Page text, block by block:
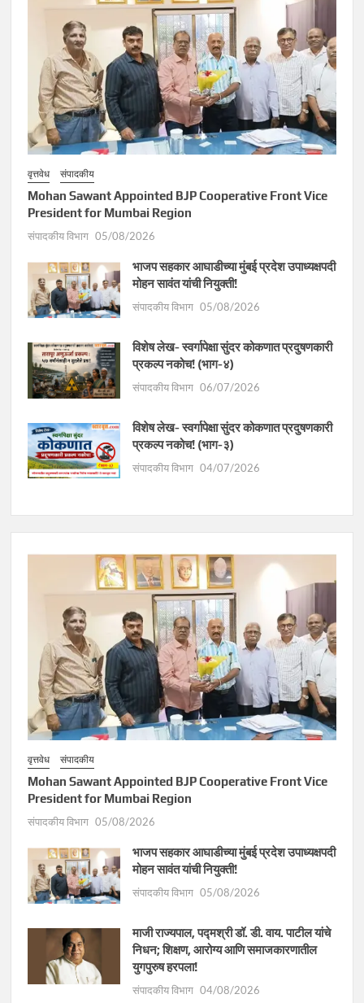
वृत्तवेध संपादकीय
Mohan Sawant Appointed BJP Cooperative Front Vice
President for Mumbai Region
संपादकीय विभाग 05/08/2026
भाजप सहकार आघाडीच्या मुंबई प्रदेश उपाध्यक्षपदी
मोहन सावंत यांची नियुक्ती!
संपादकीय विभाग 05/08/2026
विशेष लेख- स्वर्गापेक्षा सुंदर कोकणात प्रदुषणकारी
प्रकल्प नकोच! (भाग-४)
संपादकीय विभाग 06/07/2026
विशेष लेख- स्वर्गापेक्षा सुंदर कोकणात प्रदुषणकारी
प्रकल्प नकोच! (भाग-३)
संपादकीय विभाग 04/07/2026
वृत्तवेध संपादकीय
Mohan Sawant Appointed BJP Cooperative Front Vice
President for Mumbai Region
संपादकीय विभाग 05/08/2026
भाजप सहकार आघाडीच्या मुंबई प्रदेश उपाध्यक्षपदी
मोहन सावंत यांची नियुक्ती!
संपादकीय विभाग 05/08/2026
माजी राज्यपाल, पद्मश्री डॉ. डी. वाय. पाटील यांचे
निधन; शिक्षण, आरोग्य आणि समाजकारणातील
युगपुरुष हरपला!
संपादकीय विभाग 04/08/2026